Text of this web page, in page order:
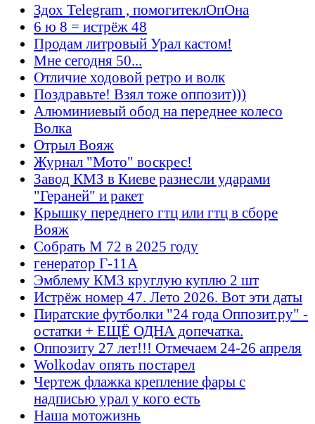
Здох Telegram , помогитеклОпОна
6 ю 8 = истрёж 48
Продам литровый Урал кастом!
Мне сегодня 50...
Отличие ходовой ретро и волк
Поздравьте! Взял тоже оппозит)))
Алюминиевый обод на переднее колесо
Волка
Отрыл Вояж
Журнал "Мото" воскрес!
Завод КМЗ в Киеве разнесли ударами
"Гераней" и ракет
Крышку переднего гтц или гтц в сборе
Вояж
Собрать М 72 в 2025 году
генератор Г-11А
Эмблему КМЗ круглую куплю 2 шт
Истрёж номер 47. Лето 2026. Вот эти даты
Пиратские футболки "24 года Оппозит.ру" -
остатки + ЕЩЁ ОДНА допечатка.
Оппозиту 27 лет!!! Отмечаем 24-26 апреля
Wolkodav опять постарел
Чертеж флажка крепление фары с
надписью урал у кого есть
Наша мотожизнь